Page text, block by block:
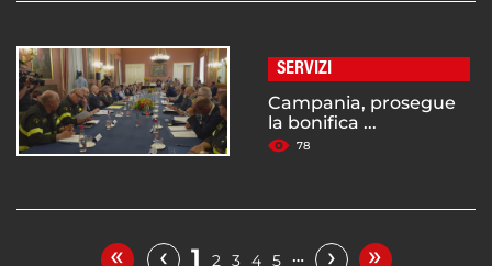
SERVIZI
Campania, prosegue
la bonifica ...
78
« ‹ 1 2 3 4 5 … › »